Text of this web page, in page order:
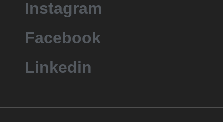
Instagram
Facebook
Linkedin